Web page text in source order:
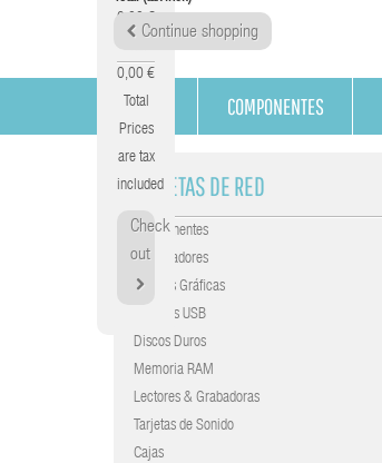
0,00 €
0,00 €
Total
Prices
are tax
included
Check
out
Continue shopping
COMPONENTES
TARJETAS DE RED
Componentes
Procesadores
Tarjetas Gráficas
Gráficas USB
Discos Duros
Memoria RAM
Lectores & Grabadoras
Tarjetas de Sonido
Cajas